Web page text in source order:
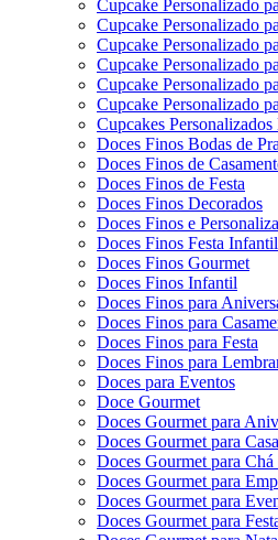
Cupcake Personalizado
Cupcake Personalizado
Cupcake Personalizado
Cupcake Personalizado
Cupcake Personalizado
Cupcake Personalizado
Cupcakes
Doces Finos Bodas de
Doces Finos de
Doces Finos de Festa
Doces Finos Decorados
Doces Finos e
Doces Finos Festa Infantil
Doces Finos Gourmet
Doces Finos Infantil
Doces Finos para
Doces Finos para
Doces Finos para Festa
Doces Finos para
Doces para Eventos
Doce Gourmet
Doces Gourmet para
Doces Gourmet para
Doces Gourmet para Chá
Doces Gourmet para
Doces Gourmet para
Doces Gourmet para